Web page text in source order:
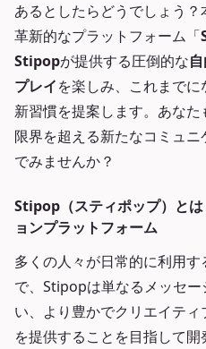
あるとしたらどうでしょう
革新的なプラットフォーム「
Stipopが提供する圧倒的な
プレイを楽しみ、これまで
新習慣を提案します。あなた
限界を超える新たなコミュ
でみませんか？
Stipop（スティポップ）と
ョンプラットフォーム
多くの人々が日常的に利用
で、Stipopは単なるメッセ
い、より豊かでクリエイテ
を提供することを目指して